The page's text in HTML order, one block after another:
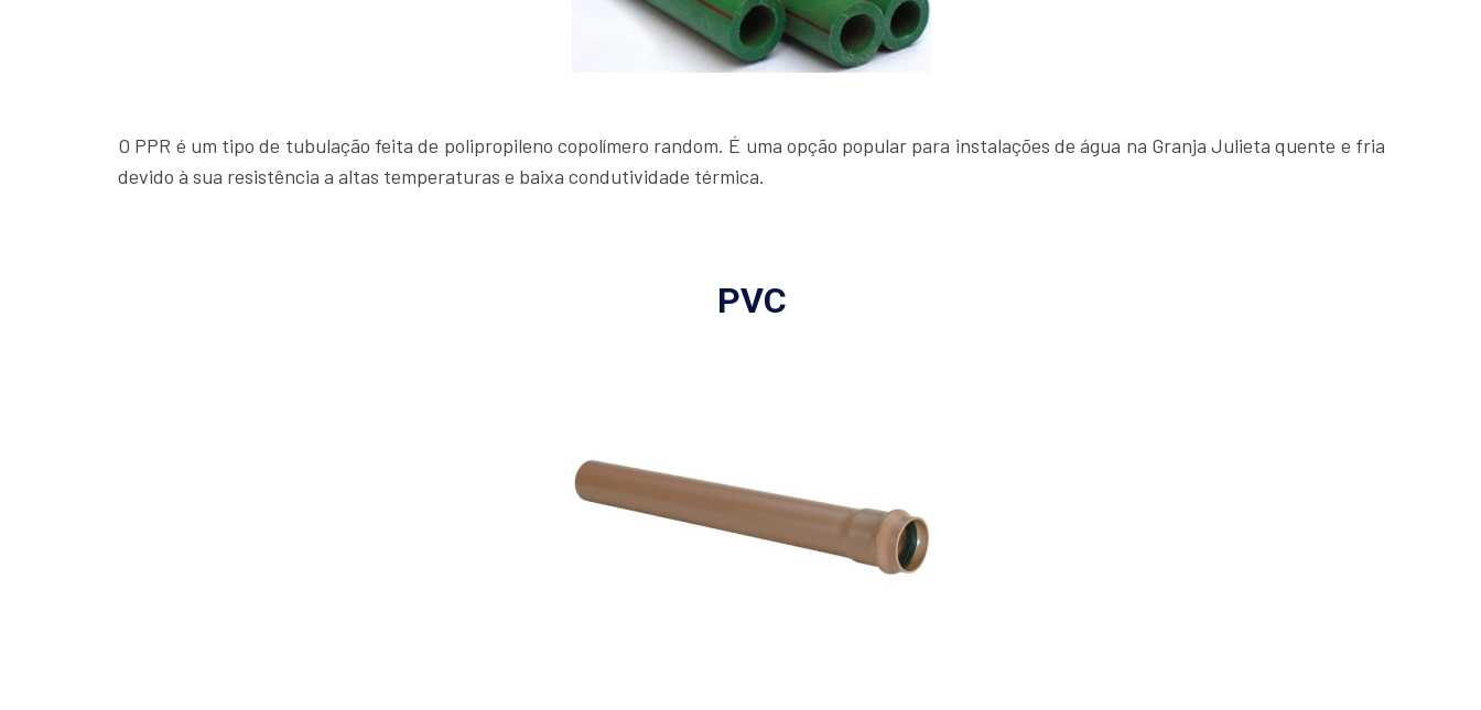
O PPR é um tipo de tubulação feita de polipropileno copolímero random. É uma opção popular para instalações de água na Granja Julieta quente e fria
devido à sua resistência a altas temperaturas e baixa condutividade térmica.
PVC